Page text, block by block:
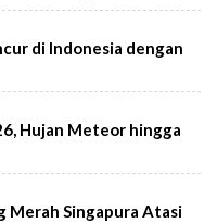
di Indonesia dengan
Hujan Meteor hingga
Merah Singapura Atasi